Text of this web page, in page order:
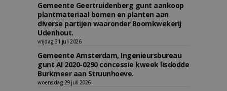
Gemeente Geertruidenberg gunt aankoop
plantmateriaal bomen en planten aan
diverse partijen waaronder Boomkwekerij
Udenhout.
vrijdag 31 juli 2026
Gemeente Amsterdam, Ingenieursbureau
gunt AI 2020-0290 concessie kweek lisdodde
Burkmeer aan Struunhoeve.
woensdag 29 juli 2026